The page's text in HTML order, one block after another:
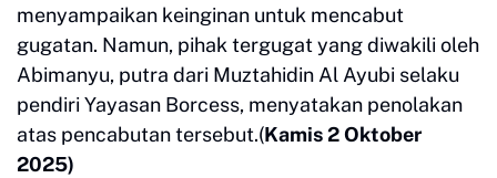
menyampaikan keinginan untuk mencabut
gugatan. Namun, pihak tergugat yang diwakili oleh
Abimanyu, putra dari Muztahidin Al Ayubi selaku
pendiri Yayasan Borcess, menyatakan penolakan
atas pencabutan tersebut.(Kamis 2 Oktober
2025)